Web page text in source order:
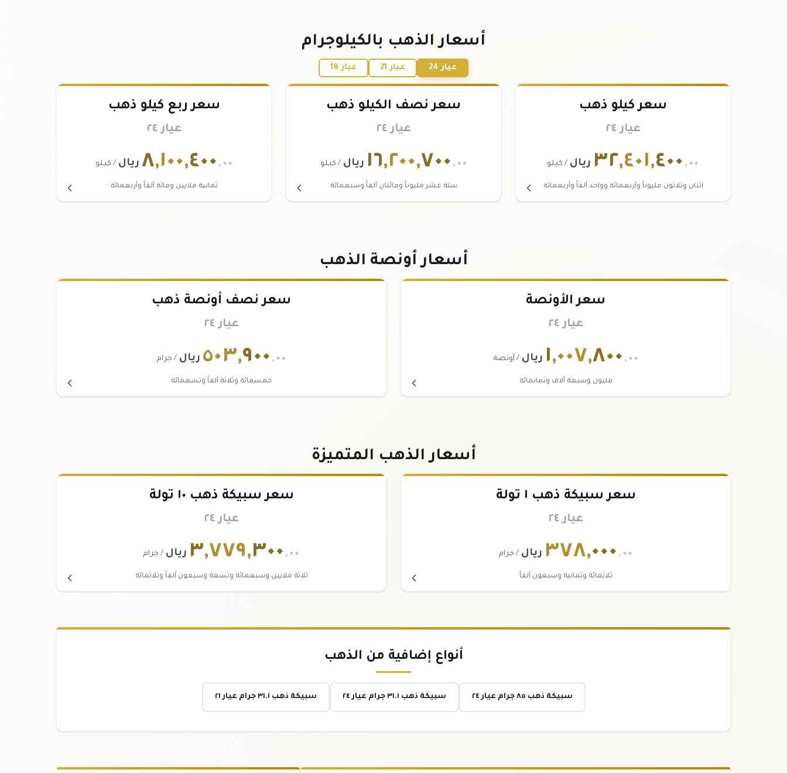
أسعار الذهب بالكيلوجرام
عيار 24 عيار 21 عيار 18
سعر كيلو ذهب
عيار ٢٤
٣٢,٤٠١,٤٠٠ .٠٠ ريال / كيلو
اثنان وثلاثون مليوناً وأربعمائة وواحد ألفاً وأربعمائة
سعر نصف الكيلو ذهب
عيار ٢٤
١٦,٢٠٠,٧٠٠ .٠٠ ريال / كيلو
ستة عشر مليوناً ومائتان ألفاً وسبعمائة
سعر ربع كيلو ذهب
عيار ٢٤
٨,١٠٠,٤٠٠ .٠٠ ريال / كيلو
ثمانية ملايين ومائة ألفاً وأربعمائة
أسعار أونصة الذهب
سعر الأونصة
عيار ٢٤
١,٠٠٧,٨٠٠ .٠٠ ريال / أونصة
مليون وسبعة آلاف وثمانمائة
سعر نصف أونصة ذهب
عيار ٢٤
٥٠٣,٩٠٠ .٠٠ ريال / جرام
خمسمائة وثلاثة ألفاً وتسعمائة
أسعار الذهب المتميزة
سعر سبيكة ذهب ١ تولة
عيار ٢٤
٣٧٨,٠٠٠ .٠٠ ريال / جرام
ثلاثمائة وثمانية وسبعون ألفاً
سعر سبيكة ذهب ١٠ تولة
عيار ٢٤
٣,٧٧٩,٣٠٠ .٠٠ ريال / جرام
ثلاثة ملايين وسبعمائة وتسعة وسبعون ألفاً وثلاثمائة
أنواع إضافية من الذهب
سبيكة ذهب ٨٥ جرام عيار ٢٤ سبيكة ذهب ٣١.١ جرام عيار ٢٤ سبيكة ذهب ٣١.١ جرام عيار ٢١